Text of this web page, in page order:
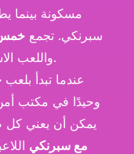
مسكونة بينما
سبرنكي. تجمع خمس
واللعب الاستراتيجي لخلق تجربة مكثفة ومخيفة.
عندما تبدأ بلعب
وحيدًا في مكتب
يمكن أن يعني
مع سبرنكي